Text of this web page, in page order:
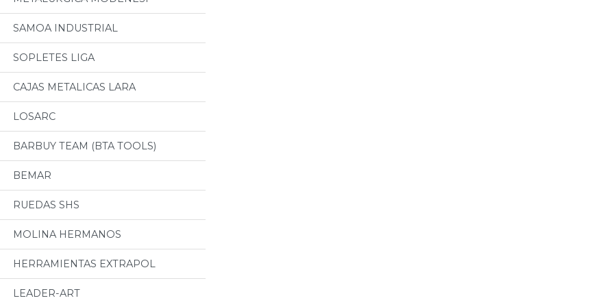
SAMOA INDUSTRIAL
SOPLETES LIGA
CAJAS METALICAS LARA
LOSARC
BARBUY TEAM (BTA TOOLS)
BEMAR
RUEDAS SHS
MOLINA HERMANOS
HERRAMIENTAS EXTRAPOL
LEADER-ART